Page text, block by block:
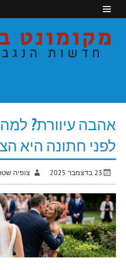
אהבה עיוורת?
לפני חתונה היא
23 בדצמבר 2025 צופיה